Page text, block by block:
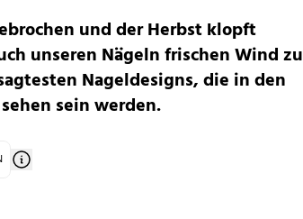
und der Herbst klopft
unseren Nägeln frischen Wind zu
Nageldesigns, die in den
sein werden.